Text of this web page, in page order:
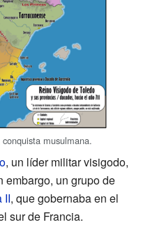
musulmana.
, un líder militar visigodo,
embargo, un grupo de
II, que gobernaba en el
sur de Francia.